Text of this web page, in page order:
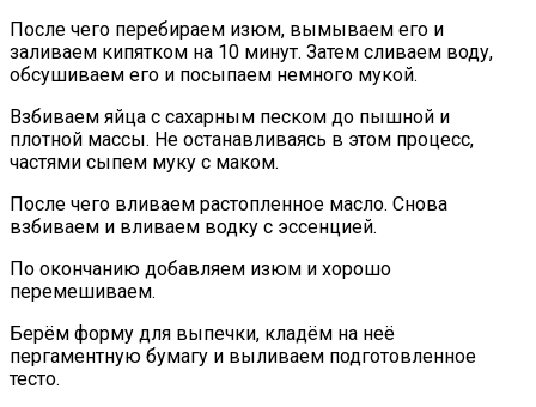
После чего перебираем изюм, вымываем его и
заливаем кипятком на 10 минут. Затем сливаем воду,
обсушиваем его и посыпаем немного мукой.
Взбиваем яйца с сахарным песком до пышной и
плотной массы. Не останавливаясь в этом процесс,
частями сыпем муку с маком.
После чего вливаем растопленное масло. Снова
взбиваем и вливаем водку с эссенцией.
По окончанию добавляем изюм и хорошо
перемешиваем.
Берём форму для выпечки, кладём на неё
пергаментную бумагу и выливаем подготовленное
тесто.